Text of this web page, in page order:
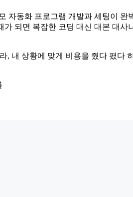
자동화 프로그램 개발과 세팅이 완
되면 복잡한 코딩 대신 대본 대사
내 상황에 맞게 비용을 줬다 폈다